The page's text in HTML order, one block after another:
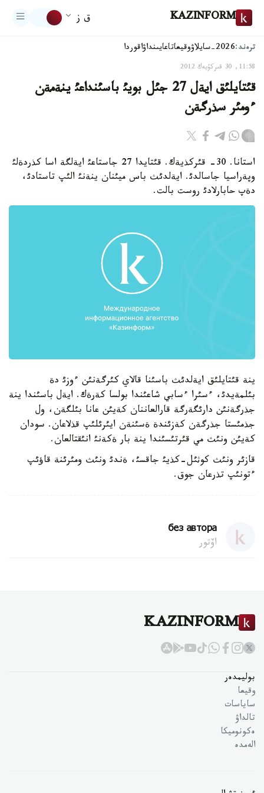
KAZINFORM ق ز
ترەند:2026-سايلاۋ وقيعاتاعايىنداۋاقوردا
11:58, 30 قىركۇيەك 2012
قئتايلئق ايةل 27 جئل بويئ باسئنداعئ ينةمةن
ءومئر سذرگةن
استانا. 30- قئركذيةك. قئتايدا 27 جاستاعئ ايةلگة اسا كذردةلئ
وپةراسيا جاسالدئ. ايةلدئث باس ميئنان ينةنئ الئپ تاستادئ،
دةپ حابارلادئ روست بالت.
ينة قئتايلئق ايةلدئث باسئنا قالاي كئرگةنئن ءوزئ دة
بئلمةيدئ، ءسئرا ءسابي شاعئندا بولسا كةرةك. ايةل باسئندا ينة
جذرگةنئن دارئگةرگة قارالعاننان كةيئن عانا بئلگةن، ول
جذمئستا جذرگةن كةزئندة ةسئنةن ايئرئلئپ قذلاعان. سودان
كةيئن ونئث مي قئرتئسئندا ينة بار ةكةنئ انئقتالعان.
قازئر ونئث كوثئل-كذيئ جاقسئ، ةندئ ونئث ومئرئنة قاؤئپ
ءتونئپ تذرعان جوق.
без автора
اۆتور
KAZINFORM
بوليمدەر
وقيعا
ساياسات
تالداۋ
ەكونوميكا
الەمدە